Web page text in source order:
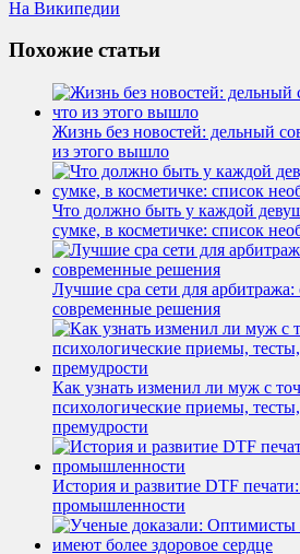
На Википедии
Похожие статьи
Жизнь без новостей: дельный
из этого вышло
Что должно быть у каждой
сумке, в косметичке: список
Лучшие cpa сети для
современные решения
Как узнать изменил ли муж с
психологические приемы,
премудрости
История и развитие DTF
промышленности